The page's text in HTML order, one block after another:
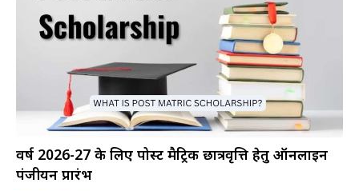
वर्ष 2026-27 के लिए पोस्ट मैट्रिक छात्रवृत्ति हेतु ऑनलाइन
पंजीयन प्रारंभ